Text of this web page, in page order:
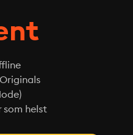
som helst